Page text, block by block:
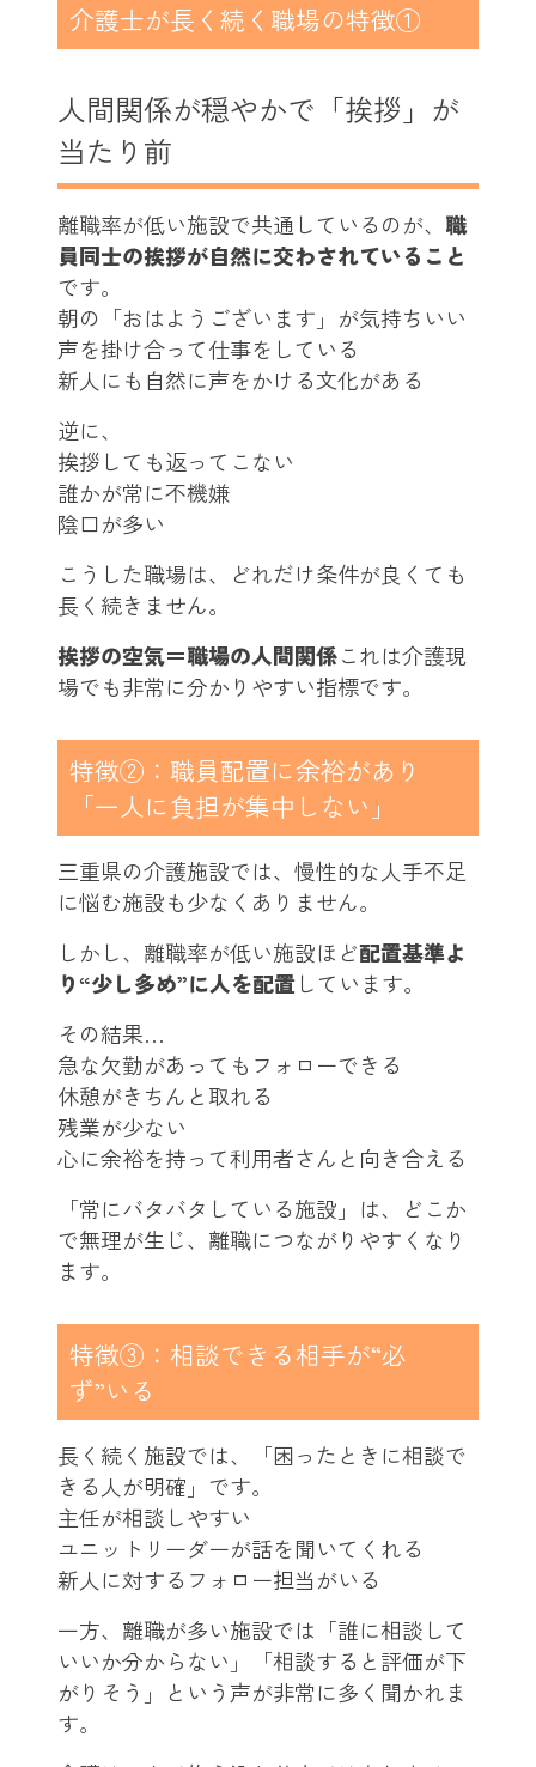
介護士が長く続く職場の特徴①
人間関係が穏やかで「挨拶」が
当たり前
離職率が低い施設で共通しているのが、 職
員同士の挨拶が自然に交わされていること
です。
朝の「おはようございます」が気持ちいい
声を掛け合って仕事をしている
新人にも自然に声をかける文化がある
逆に、
挨拶しても返ってこない
誰かが常に不機嫌
陰口が多い
こうした職場は、どれだけ条件が良くても
長く続きません。
挨拶の空気＝職場の人間関係これは介護現
場でも非常に分かりやすい指標です。
特徴②：職員配置に余裕があり
「一人に負担が集中しない」
三重県の介護施設では、慢性的な人手不足
に悩む施設も少なくありません。
しかし、離職率が低い施設ほど配置基準よ
り“少し多め”に人を配置しています。
その結果…
急な欠勤があってもフォローできる
休憩がきちんと取れる
残業が少ない
心に余裕を持って利用者さんと向き合える
「常にバタバタしている施設」は、どこか
で無理が生じ、離職につながりやすくなり
ます。
特徴③：相談できる相手が“必
ず”いる
長く続く施設では、「困ったときに相談で
きる人が明確」です。
主任が相談しやすい
ユニットリーダーが話を聞いてくれる
新人に対するフォロー担当がいる
一方、離職が多い施設では「誰に相談して
いいか分からない」「相談すると評価が下
がりそう」という声が非常に多く聞かれま
す。